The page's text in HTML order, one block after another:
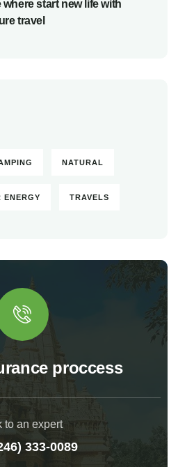
where start new life with
travel
NATURAL
ENERGY TRAVELS
proccess
to an expert
333-0089